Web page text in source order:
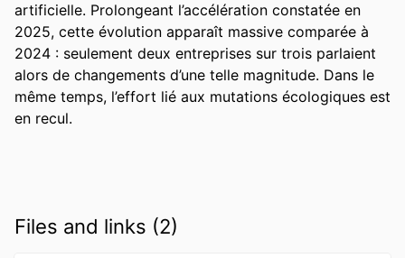
artificielle. Prolongeant l’accélération constatée en
2025, cette évolution apparaît massive comparée à
2024 : seulement deux entreprises sur trois parlaient
alors de changements d’une telle magnitude. Dans le
même temps, l’effort lié aux mutations écologiques est
en recul.
Files and links (2)